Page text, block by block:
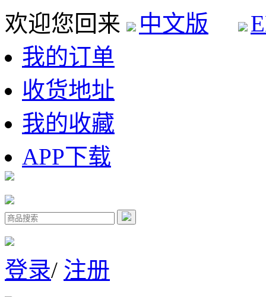
欢迎您回来 中文版
我的订单
收货地址
我的收藏
APP下载
登录/ 注册